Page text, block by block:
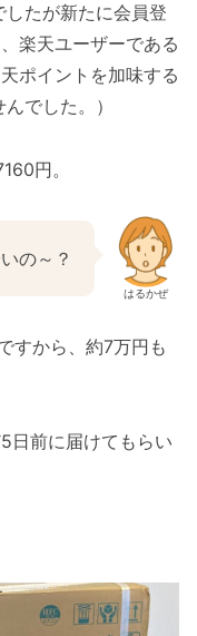
たが新たに会員登
楽天ユーザーである
ポイントを加味する
でした。）
円。
はるかぜ
の～？
すから、約7万円も
日前に届けてもらい